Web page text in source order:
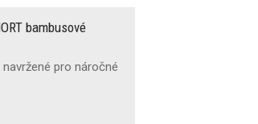
bambusové
pro náročné